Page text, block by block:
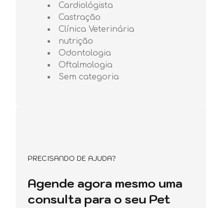
Cardiológista
Castração
Clínica Veterinária
nutrição
Odontologia
Oftalmologia
Sem categoria
PRECISANDO DE AJUDA?
Agende agora mesmo uma
consulta para o seu Pet